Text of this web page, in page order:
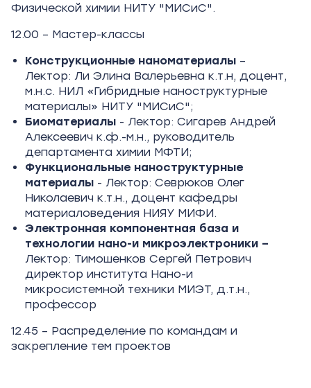
Физической химии НИТУ "МИСиС".
12.00 – Мастер-классы
Конструкционные наноматериалы –
Лектор: Ли Элина Валерьевна к.т.н, доцент,
м.н.с. НИЛ «Гибридные наноструктурные
материалы» НИТУ "МИСиС";
Биоматериалы - Лектор: Сигарев Андрей
Алексеевич к.ф.-м.н., руководитель
департамента химии МФТИ;
Функциональные наноструктурные
материалы - Лектор: Севрюков Олег
Николаевич к.т.н., доцент кафедры
материаловедения НИЯУ МИФИ.
Электронная компонентная база и
технологии нано-и микроэлектроники –
Лектор: Тимошенков Сергей Петрович
директор института Нано-и
микросистемной техники МИЭТ, д.т.н.,
профессор
12.45 – Распределение по командам и
закрепление тем проектов